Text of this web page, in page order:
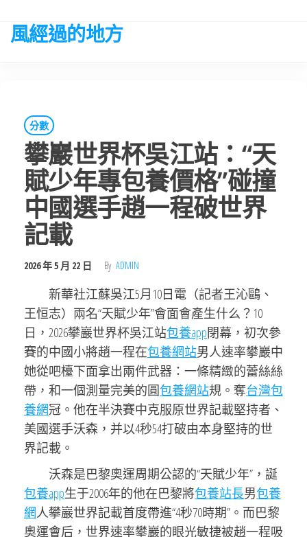
the
風經過的地方
分數
攀巖世界杯吳江站：“天
賦少年專包養價格”碰撞
中國選手趙一程破世界
記載
2026 年 5 月 22 日 By ADMIN
新華社江蘇吳江5月10日電（記者王沁鷗、
王恒志）兩名“天賦少年”會面會產生什么？10
日，2026攀巖世界杯吳江站包養app閉幕，初次參
賽的中國小將趙一程在包養網站男人速率攀巖中
她從吧檯下面拿出兩件武器：一條精緻的蕾絲絲
帶，和一個測量完美的圓包養網站規。奪台灣包
養網冠。他在半決賽中克服原世界記載堅持者、
美國選手沃森，并以4秒54打破由本身堅持的世
界記載。
沃森是巴黎奧運周期公認的“天賦少年”，誕
包養app生于2006年的他在巴黎將包養站長男包養
網人攀巖世界記載首度帶進“4秒70時期”。而巴黎
奧運會后，世界速率攀巖的眼光敏捷被趙一程吸